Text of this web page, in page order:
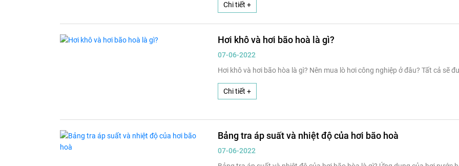
Chi tiết +
Hơi khô và hơi bão hoà là gì?
07-06-2022
Hơi khô và hơi bão hòa là gì? Nên mua lò hơi công nghiệp ở đâu? Tất cả sẽ
Chi tiết +
Bảng tra áp suất và nhiệt độ của hơi bão hoà
07-06-2022